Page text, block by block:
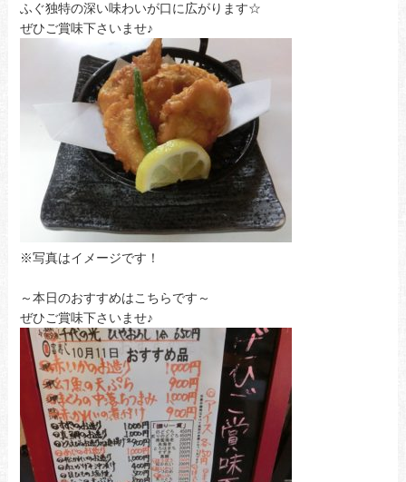
ふぐ独特の深い味わいが口に広がります☆
ぜひご賞味下さいませ♪
※写真はイメージです！
～本日のおすすめはこちらです～
ぜひご賞味下さいませ♪